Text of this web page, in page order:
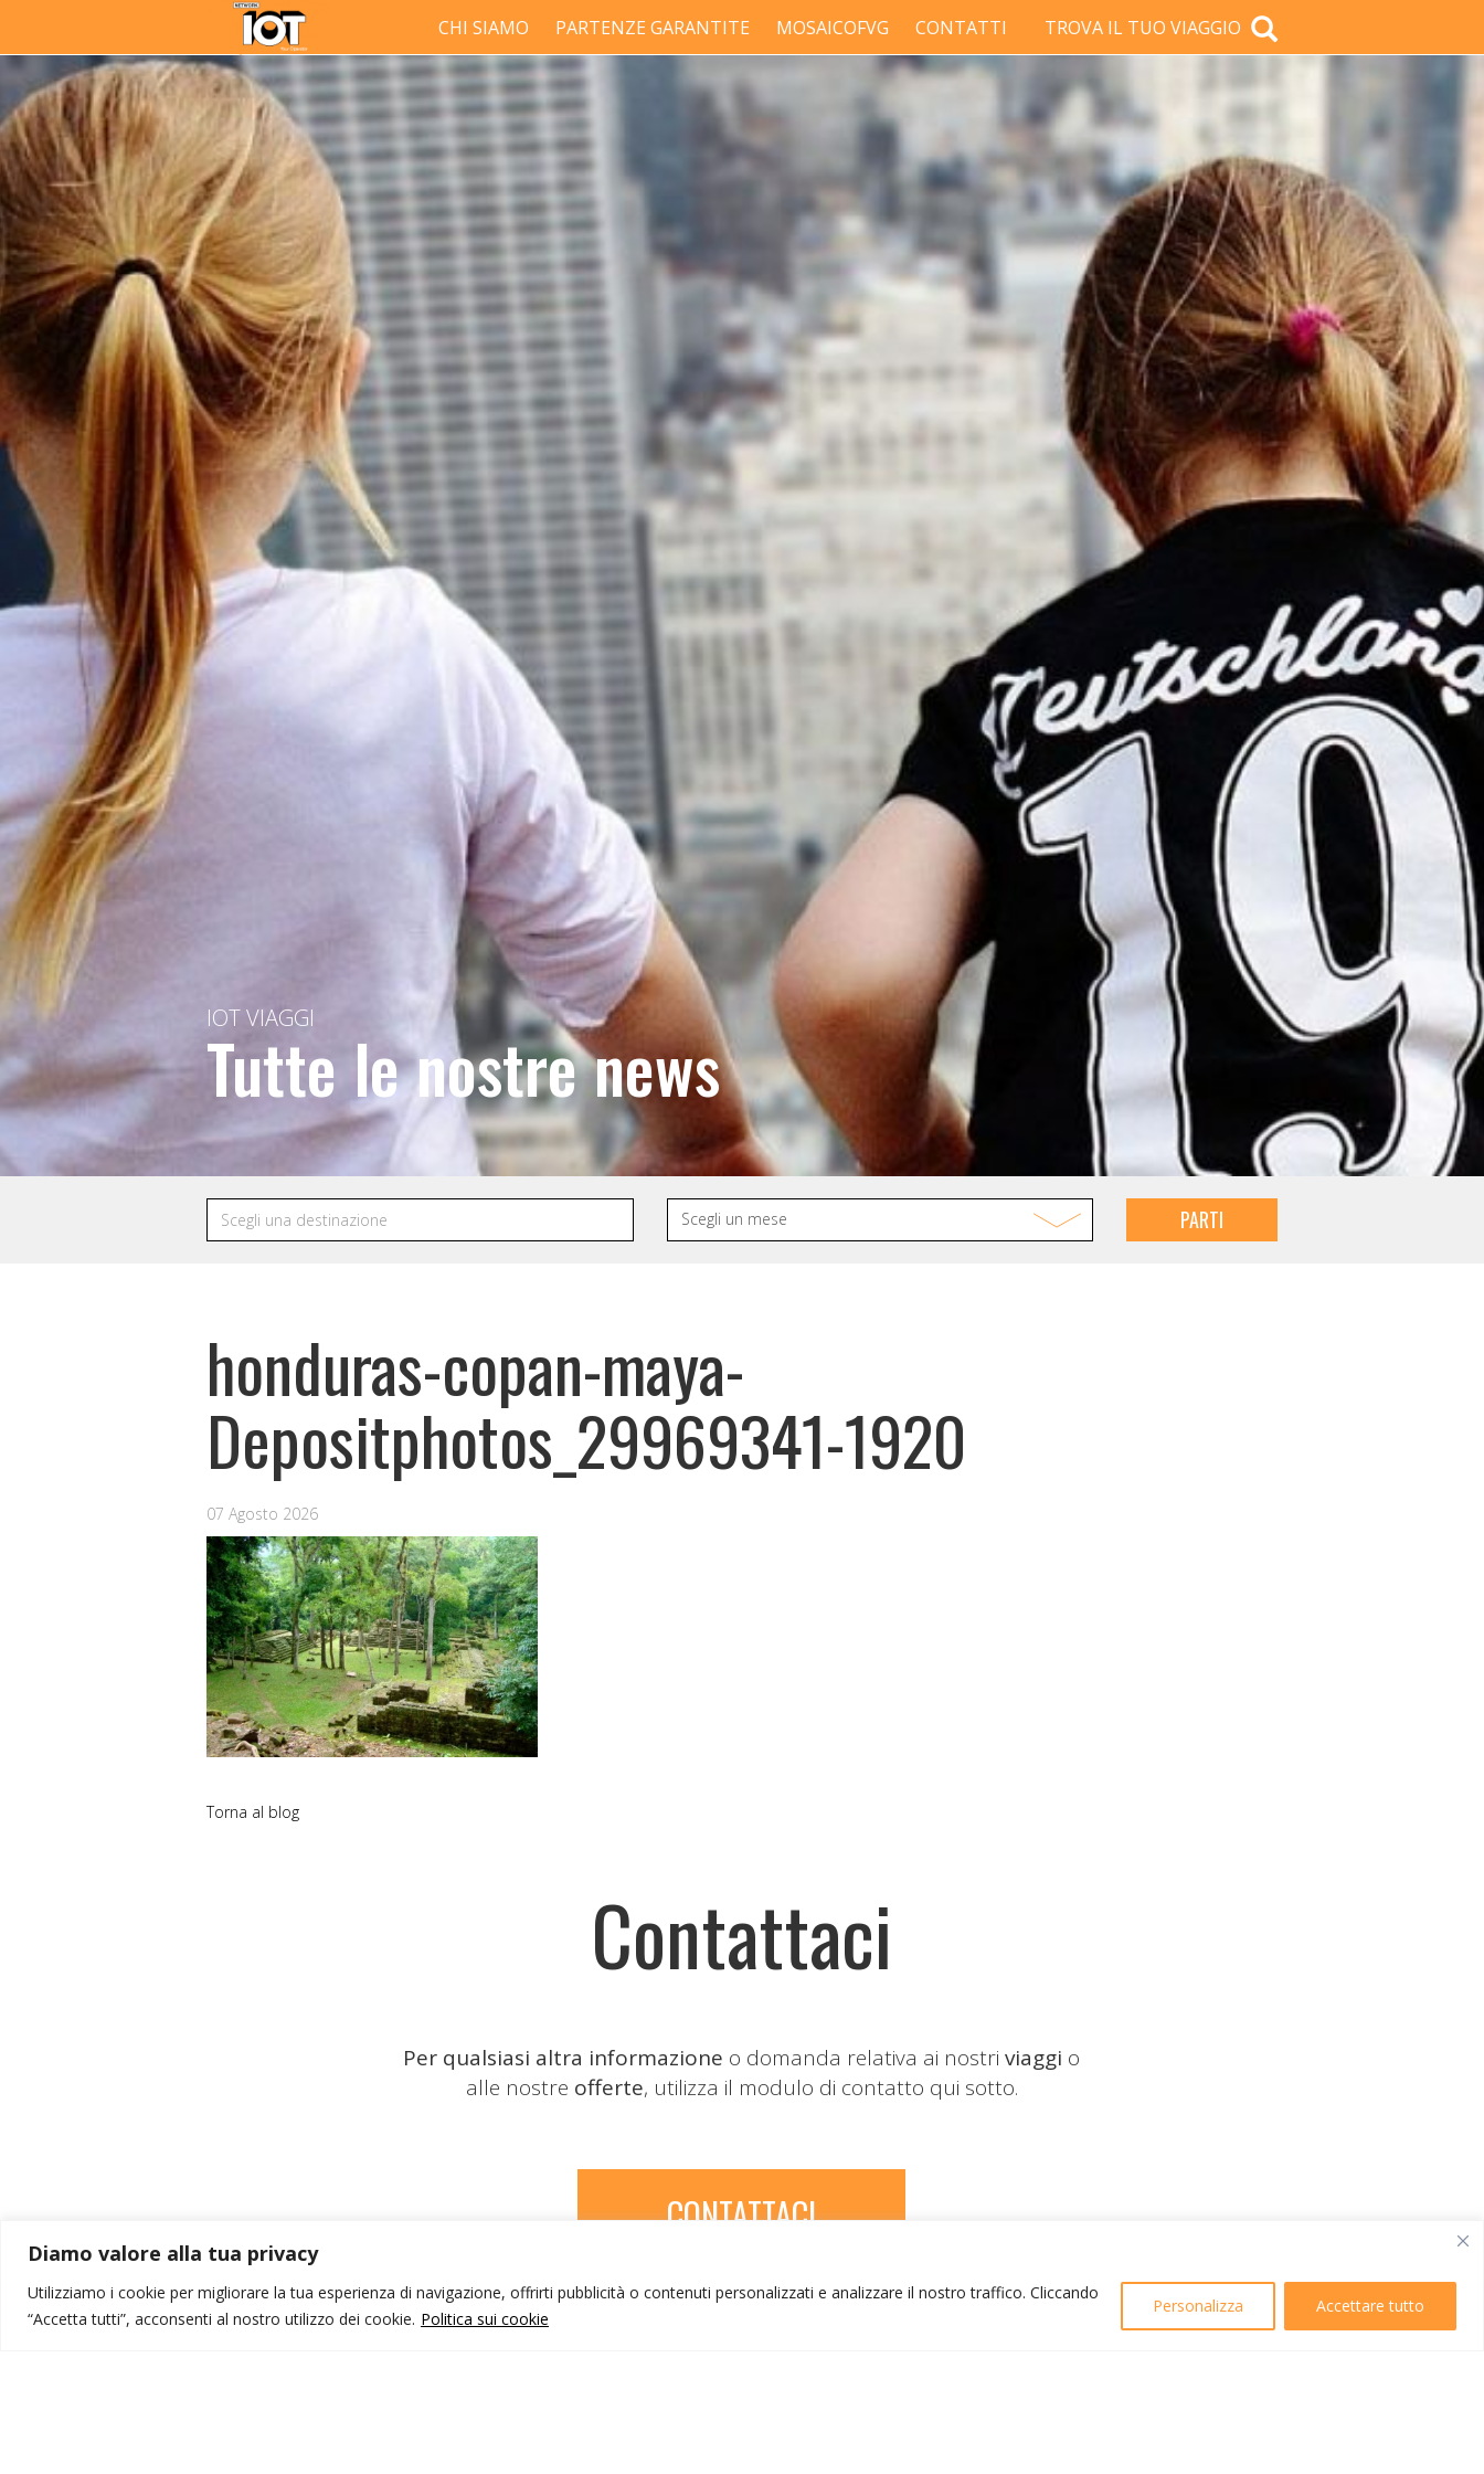
Diamo valore alla tua privacy
Utilizziamo i cookie per migliorare la tua esperienza di navigazione, offrirti pubblicità o contenuti personalizzati e analizzare il nostro traffico. Cliccando
“Accetta tutti”, acconsenti al nostro utilizzo dei cookie. Politica sui cookie
Personalizza Accettare tutto
TROVA IL TUO VIAGGIO
CHI SIAMO PARTENZE GARANTITE MOSAICOFVG CONTATTI
IOT VIAGGI
Tutte le nostre news
PARTI
honduras-copan-maya-
Depositphotos_29969341-1920
07 Agosto 2026
Torna al blog
Contattaci
Per qualsiasi altra informazione o domanda relativa ai nostriviaggi o
alle nostre offerte, utilizza il modulo di contatto qui sotto.
CONTATTACI